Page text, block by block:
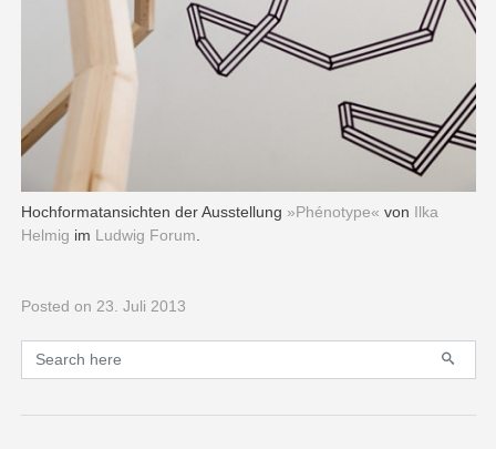
Hochformatansichten der Ausstellung »Phénotype« von Ilka
Helmig im Ludwig Forum
Posted on 23. Juli 2013
Primary
Search for: